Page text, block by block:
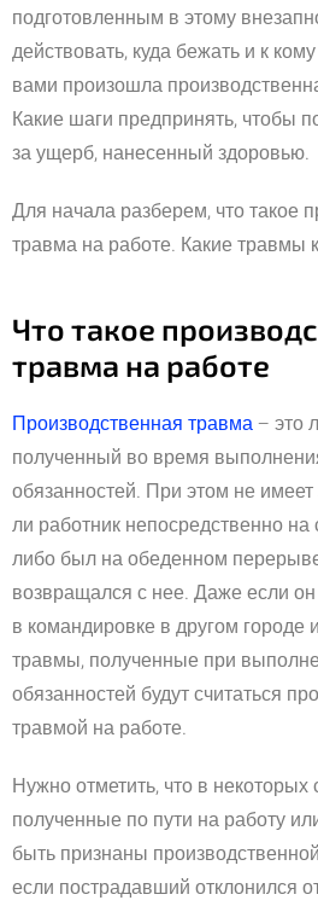
подготовленным в этому
действовать, куда бежать и к
вами произошла
Какие шаги предпринять, чтобы
за ущерб, нанесенный здоровью.
Для начала разберем, что такое
травма на работе. Какие травмы
Что такое
травма на работе
Производственная травма– это
полученный во время
обязанностей. При этом не
ли работник непосредственно
либо был на обеденном
возвращался с нее. Даже если
в командировке в другом городе
травмы, полученные при
обязанностей будут считаться
травмой на работе.
Нужно отметить, что в
полученные по пути на работу
быть признаны
если пострадавший отклонился